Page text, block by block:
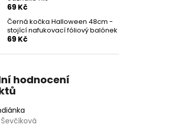
69 Kč
Černá kočka Halloween 48cm -
stojící nafukovací fóliový balónek
69 Kč
hodnocení
produktu je 5 z 5 hvězdiček.